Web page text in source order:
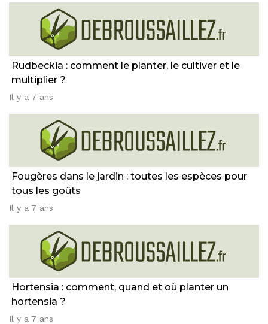
Rudbeckia : comment le planter, le cultiver et le
multiplier ?
Il y a 7 ans
Fougères dans le jardin : toutes les espèces pour
tous les goûts
Il y a 7 ans
Hortensia : comment, quand et où planter un
hortensia ?
Il y a 7 ans